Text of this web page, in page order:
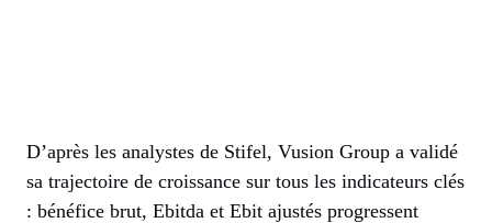
D’après les analystes de Stifel, Vusion Group a validé
sa trajectoire de croissance sur tous les indicateurs clés
: bénéfice brut, Ebitda et Ebit ajustés progressent